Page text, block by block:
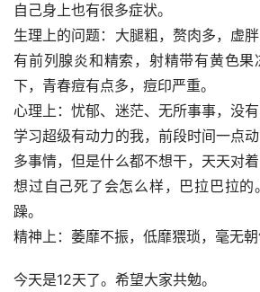
自己身上也有很多症状。
生理上的问题：大腿粗，赘肉多，虚
有前列腺炎和精索，射精带有黄色
下，青春痘有点多，痘印严重。
心理上：忧郁、迷茫、无所事事，没
学习超级有动力的我，前段时间一点
多事情，但是什么都不想干，天天对
想过自己死了会怎么样，巴拉巴拉
躁。
精神上：萎靡不振，低靡猥琐，毫无朝
今天是12天了。希望大家共勉。